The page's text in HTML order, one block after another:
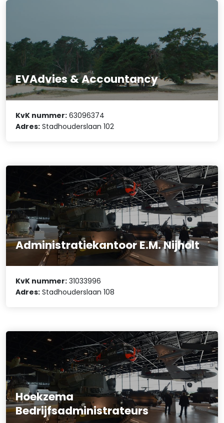
EVAdvies & Accountancy
KvK nummer: 63096374
Adres: Stadhouderslaan 102
Administratiekantoor E.M. Nijholt
KvK nummer: 31033996
Adres: Stadhouderslaan 108
Hoekzema
Bedrijfsadministrateurs